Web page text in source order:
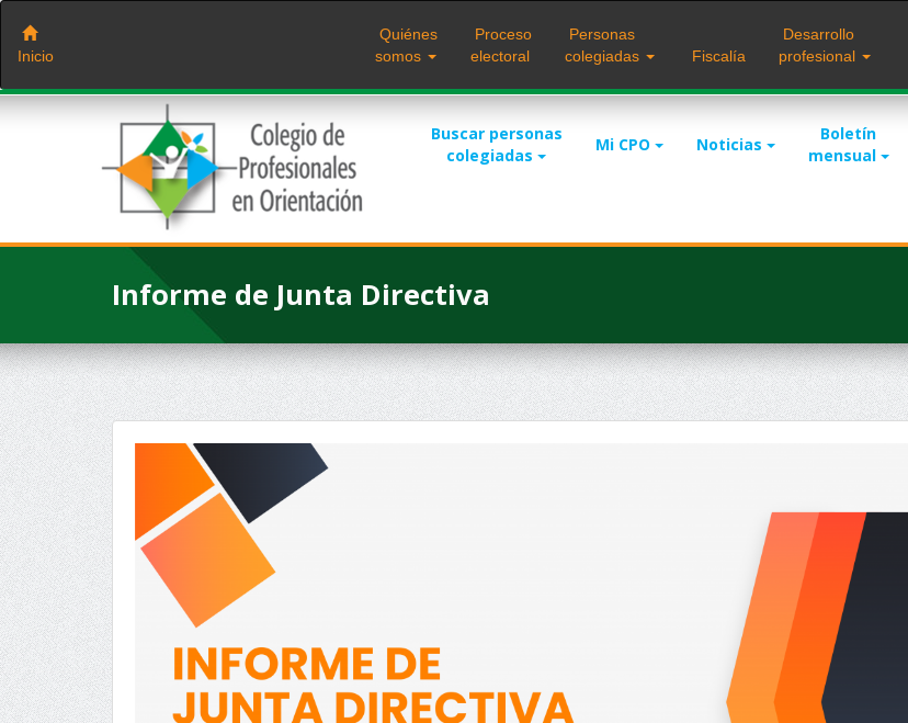
Saltar
contenido
Inicio
Quiénes
somos
Proceso
electoral
Personas
colegiadas
Fiscalía
Desarrollo
profesional
Buscar personas
colegiadas
Mi CPO Noticias
Boletín
mensual
Informe de Junta Directiva